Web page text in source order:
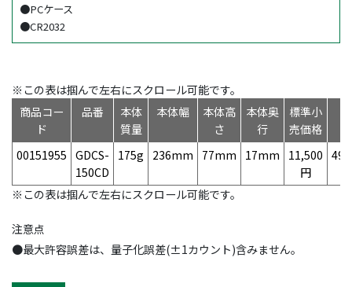
●PCケース
●CR2032
※この表は掴んで左右にスクロール可能です。
商品コー
ド
品番
本体
質量
本体幅
本体高
さ
本体奥
行
標準小
売価格
00151955 GDCS-
150CD
175g 236mm 77mm 17mm
11,500
円
※この表は掴んで左右にスクロール可能です。
注意点
●最大許容誤差は、量子化誤差(±1カウント)含みません。